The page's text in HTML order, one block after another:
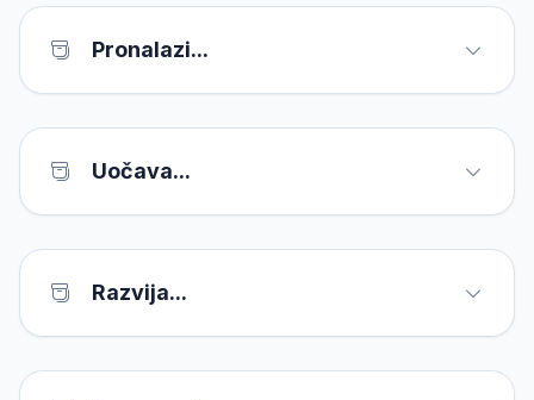
Pronalazi...
Uočava...
Razvija...